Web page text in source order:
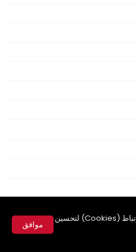
يستخدم هذا الموقع ملفات تعريف الارتباط (Cookies) لتحسين
موافق